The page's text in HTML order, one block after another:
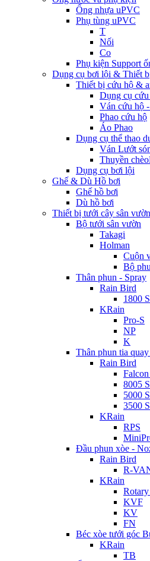
Ống nhựa uPVC
Phụ tùng uPVC
T
Nối
Co
Phụ kiện Support
Dụng cụ bơi lội & Thiết
Thiết bị cứu hộ &
Dụng cụ
Ván cứu hộ
Phao cứu hộ
Áo Phao
Dụng cụ thể thao
Ván Lướt
Thuyền
Dụng cụ bơi lội
Ghế & Dù Hồ bơi
Ghế hồ bơi
Dù hồ bơi
Thiết bị tưới cây sân
Bộ tưới sân vườn
Takagi
Holman
Cuộn
Bộ
Thân phun - Spray
Rain Bird
1800
KRain
Pro-S
NP
K
Thân phun tia
Rain Bird
8005
5000
3500
KRain
RPS
Đầu phun xòe -
Rain Bird
R-
KRain
Rotary
KVF
KV
FN
Béc xòe tưới góc
KRain
TB